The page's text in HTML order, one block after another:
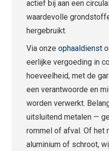
actief bij aan een
waardevolle
hergebruikt.
Via onze ophaaldienst
eerlijke vergoeding in
hoeveelheid, met de
een verantwoorde en
worden verwerkt.
uitsluitend metalen —
rommel of afval. Of het
aluminium of schroot,